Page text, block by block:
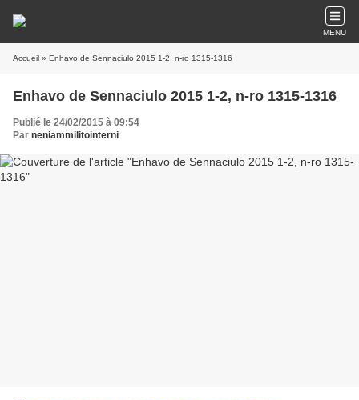
MENU
Accueil » Enhavo de Sennaciulo 2015 1-2, n-ro 1315-1316
Enhavo de Sennaciulo 2015 1-2, n-ro 1315-1316
Publié le 24/02/2015 à 09:54
Par neniammilitointerni